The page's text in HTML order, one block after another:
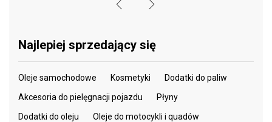
Najlepiej sprzedający się
Oleje samochodowe Kosmetyki
Dodatki do paliw
Akcesoria do pielęgnacji pojazdu
Płyny
Dodatki do oleju
Oleje do motocykli i quadów